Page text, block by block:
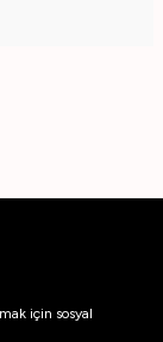
için sosyal